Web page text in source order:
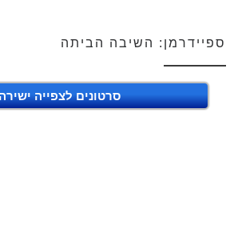
ספיידרמן: השיבה הביתה
סרטונים לצפייה